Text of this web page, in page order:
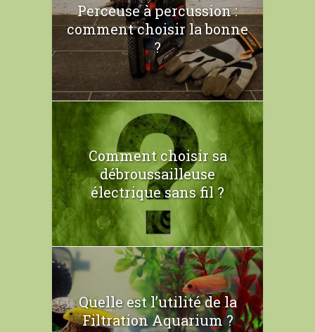
Perceuse à percussion :
comment choisir la bonne
?
Comment choisir sa
débroussailleuse
électrique sans fil ?
Quelle est l’utilité de la
Filtration Aquarium ?